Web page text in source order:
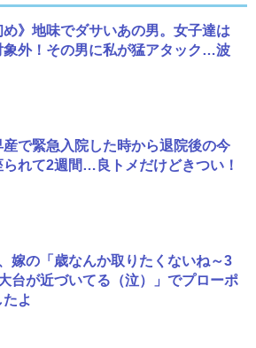
め》地味でダサいあの男。女子達は
象外！その男に私が猛アタック…波
産で緊急入院した時から退院後の今
られて2週間…良トメだけどきつい！
嫁の「歳なんか取りたくないね～3
台が近づいてる（泣）」でプローポ
よ